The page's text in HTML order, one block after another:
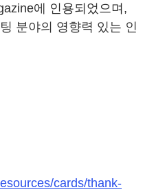
에 인용되었으며,
분야의 영향력 있는 인
cards/thank-